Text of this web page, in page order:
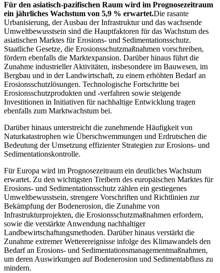
Für den asiatisch-pazifischen Raum wird im Prognosezeitraum
ein jährliches Wachstum von 5,9 % erwartet.Die rasante
Urbanisierung, der Ausbau der Infrastruktur und das wachsende
Umweltbewusstsein sind die Hauptfaktoren für das Wachstum des
asiatischen Marktes für Erosions- und Sedimentationsschutz.
Staatliche Gesetze, die Erosionsschutzmaßnahmen vorschreiben,
fördern ebenfalls die Marktexpansion. Darüber hinaus führt die
Zunahme industrieller Aktivitäten, insbesondere im Bauwesen, im
Bergbau und in der Landwirtschaft, zu einem erhöhten Bedarf an
Erosionsschutzlösungen. Technologische Fortschritte bei
Erosionsschutzprodukten und -verfahren sowie steigende
Investitionen in Initiativen für nachhaltige Entwicklung tragen
ebenfalls zum Marktwachstum bei.
Darüber hinaus unterstreicht die zunehmende Häufigkeit von
Naturkatastrophen wie Überschwemmungen und Erdrutschen die
Bedeutung der Umsetzung effizienter Strategien zur Erosions- und
Sedimentationskontrolle.
Für Europa wird im Prognosezeitraum ein deutliches Wachstum
erwartet. Zu den wichtigsten Treibern des europäischen Marktes für
Erosions- und Sedimentationsschutz zählen ein gestiegenes
Umweltbewusstsein, strengere Vorschriften und Richtlinien zur
Bekämpfung der Bodenerosion, die Zunahme von
Infrastrukturprojekten, die Erosionsschutzmaßnahmen erfordern,
sowie die verstärkte Anwendung nachhaltiger
Landbewirtschaftungsmethoden. Darüber hinaus verstärkt die
Zunahme extremer Wetterereignisse infolge des Klimawandels den
Bedarf an Erosions- und Sedimentationsmanagementmaßnahmen,
um deren Auswirkungen auf Bodenerosion und Sedimentabfluss zu
mindern.